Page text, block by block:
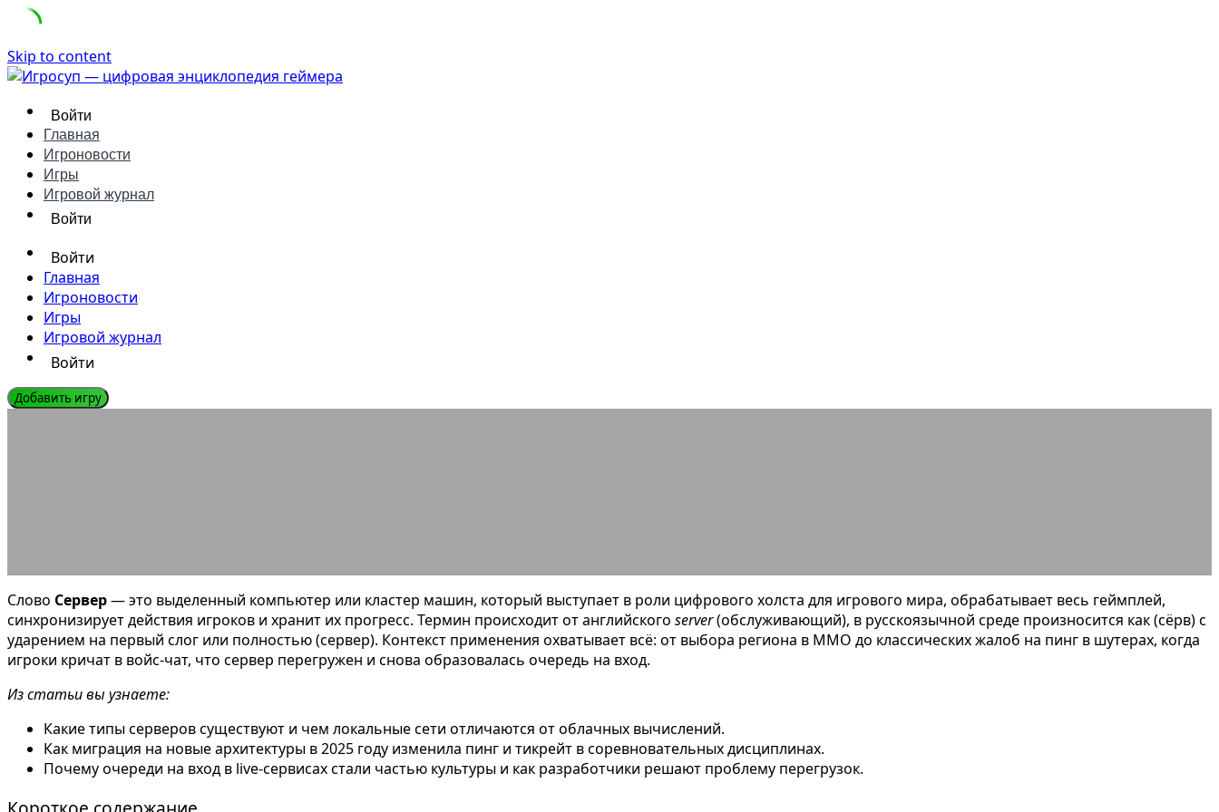
Skip to content
Войти
Главная
Игроновости
Игры
Игровой журнал
Войти
Войти
Главная
Игроновости
Игры
Игровой журнал
Войти
Добавить игру
Слово Сервер— это выделенный компьютер или кластер машин, который выступает в роли цифрового холста для игрового мира, обрабатывает весь геймплей,
синхронизирует действия игроков и хранит их прогресс. Термин происходит от английского server(обслуживающий), в русскоязычной среде произносится как (сёрв) с
ударением на первый слог или полностью (сервер). Контекст применения охватывает всё: от выбора региона в MMO до классических жалоб на пинг в шутерах, когда
игроки кричат в войс-чат, что сервер перегружен и снова образовалась очередь на вход.
Из статьи вы узнаете:
Какие типы серверов существуют и чем локальные сети отличаются от облачных вычислений.
Как миграция на новые архитектуры в 2025 году изменила пинг и тикрейт в соревновательных дисциплинах.
Почему очереди на вход в live-сервисах стали частью культуры и как разработчики решают проблему перегрузок.